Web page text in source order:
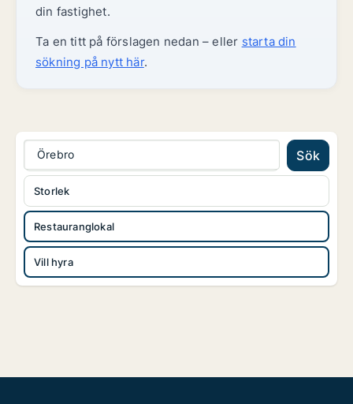
din fastighet.
Ta en titt på förslagen nedan – eller starta din
sökning på nytt här.
Örebro Sök
Restauranglokal
Vill hyra
Storlek